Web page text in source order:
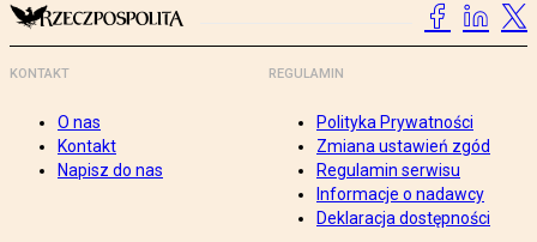
KONTAKT
O nas
Kontakt
Napisz do nas
REGULAMIN
Polityka Prywatności
Zmiana ustawień zgód
Regulamin serwisu
Informacje o nadawcy
Deklaracja dostępności